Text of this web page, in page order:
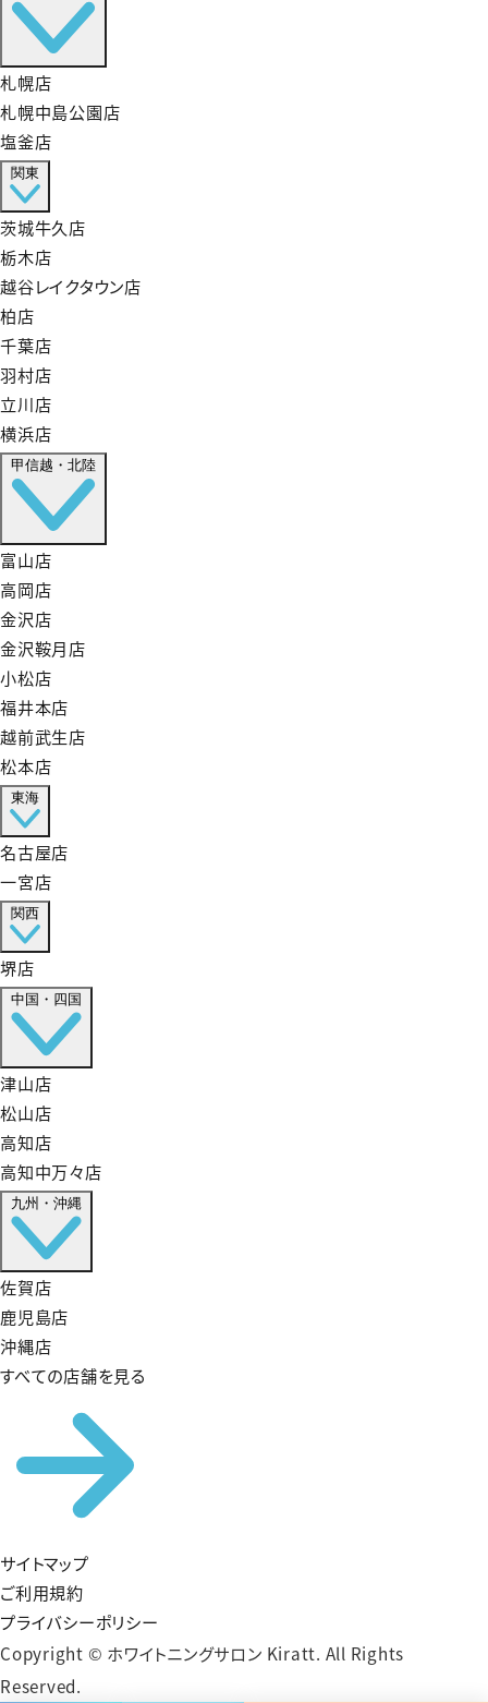
札幌店
札幌中島公園店
塩釜店
関東
茨城牛久店
栃木店
越谷レイクタウン店
柏店
千葉店
羽村店
立川店
横浜店
甲信越・北陸
富山店
高岡店
金沢店
金沢鞍月店
小松店
福井本店
越前武生店
松本店
東海
名古屋店
一宮店
関西
堺店
中国・四国
津山店
松山店
高知店
高知中万々店
九州・沖縄
佐賀店
鹿児島店
沖縄店
すべての店舗を見る
サイトマップ
ご利用規約
プライバシーポリシー
Copyright © ホワイトニングサロン Kiratt. All Rights
Reserved.